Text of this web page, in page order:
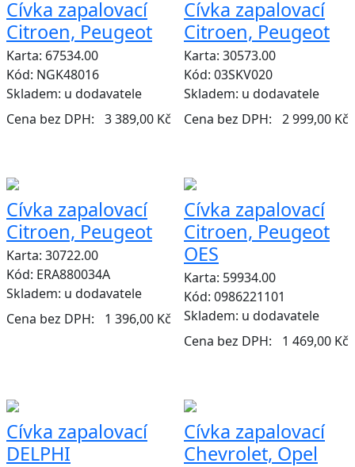
Cívka zapalovací
Citroen, Peugeot
Karta: 67534.00
Kód: NGK48016
Skladem: u dodavatele
Cena bez DPH:
3 389,00 Kč
Cívka zapalovací
Citroen, Peugeot
Karta: 30573.00
Kód: 03SKV020
Skladem: u dodavatele
Cena bez DPH:
2 999,00 Kč
Cívka zapalovací
Citroen, Peugeot
Karta: 30722.00
Kód: ERA880034A
Skladem: u dodavatele
Cena bez DPH:
1 396,00 Kč
Cívka zapalovací
Citroen, Peugeot
OES
Karta: 59934.00
Kód: 0986221101
Skladem: u dodavatele
Cena bez DPH:
1 469,00 Kč
Cívka zapalovací
DELPHI
Cívka zapalovací
Chevrolet, Opel